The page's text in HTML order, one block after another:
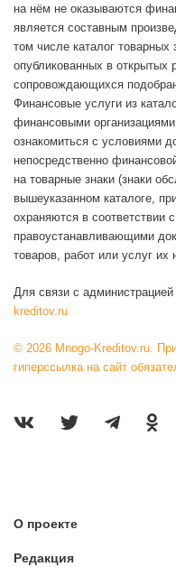
на нём не оказываются
является составным
том числе каталог товарных
опубликованных в
сопровождающихся
Финансовые услуги из
финансовыми
ознакомиться с условиями
непосредственно
на товарные знаки (знаки
вышеуказанном каталоге,
охраняются в
правоустанавливающими
товаров, работ или услуг их
Для связи с
kreditov.ru
© 2026 Mnogo-Kreditov.ru.
гиперссылка на сайт
О проекте
Редакция